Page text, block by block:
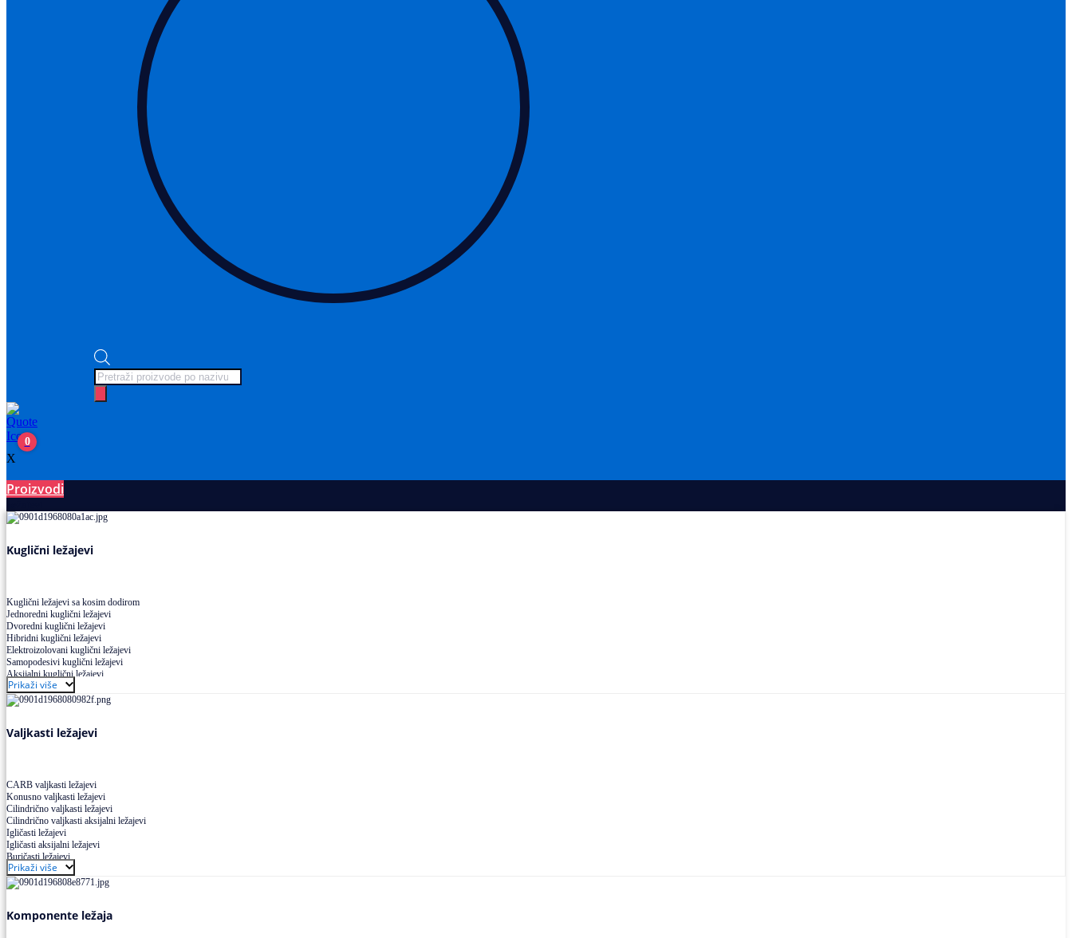
Products
search
0
X
Proizvodi
Kuglični ležajevi
Kuglični ležajevi sa kosim dodirom
Jednoredni kuglični ležajevi
Dvoredni kuglični ležajevi
Hibridni kuglični ležajevi
Elektroizolovani kuglični ležajevi
Samopodesivi kuglični ležajevi
Aksijalni kuglični ležajevi
Kuglični ležajevi od nerđajućeg čelika
Prikaži više
Valjkasti ležajevi
CARB valjkasti ležajevi
Konusno valjkasti ležajevi
Cilindrično valjkasti ležajevi
Cilindrično valjkasti aksijalni ležajevi
Igličasti ležajevi
Igličasti aksijalni ležajevi
Buričasti ležajevi
Buričasti zaptiveni ležajevi
Buričasti aksijalni ležajevi
Prikaži više
Komponente ležaja